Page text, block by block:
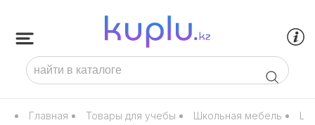
Главная Товары для учебы Школьная мебель